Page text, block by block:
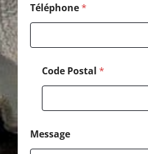
Téléphone*
Code Postal *
Message